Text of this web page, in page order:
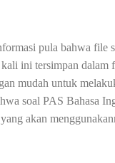
pula bahwa file
ini tersimpan dalam
mudah untuk
soal PAS Bahasa
akan